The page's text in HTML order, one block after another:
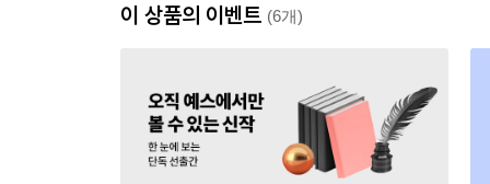
이 상품의 이벤트 (6개)